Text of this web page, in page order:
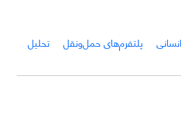
پلتفرم‌های حمل‌و‌نقل
تحلیل